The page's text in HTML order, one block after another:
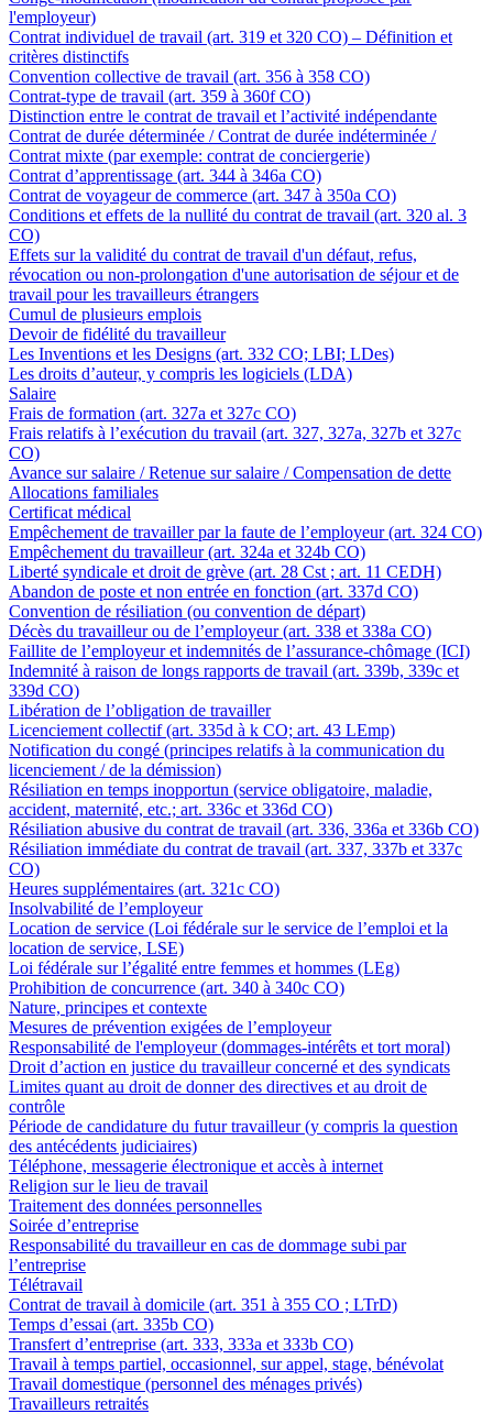
l'employeur)
Contrat individuel de travail (art. 319 et 320 CO) – Définition et
critères distinctifs
Convention collective de travail (art. 356 à 358 CO)
Contrat-type de travail (art. 359 à 360f CO)
Distinction entre le contrat de travail et l’activité indépendante
Contrat de durée déterminée / Contrat de durée indéterminée /
Contrat mixte (par exemple: contrat de conciergerie)
Contrat d’apprentissage (art. 344 à 346a CO)
Contrat de voyageur de commerce (art. 347 à 350a CO)
Conditions et effets de la nullité du contrat de travail (art. 320 al. 3
CO)
Effets sur la validité du contrat de travail d'un défaut, refus,
révocation ou non-prolongation d'une autorisation de séjour et de
travail pour les travailleurs étrangers
Cumul de plusieurs emplois
Devoir de fidélité du travailleur
Les Inventions et les Designs (art. 332 CO; LBI; LDes)
Les droits d’auteur, y compris les logiciels (LDA)
Salaire
Frais de formation (art. 327a et 327c CO)
Frais relatifs à l’exécution du travail (art. 327, 327a, 327b et 327c
CO)
Avance sur salaire / Retenue sur salaire / Compensation de dette
Allocations familiales
Certificat médical
Empêchement de travailler par la faute de l’employeur (art. 324 CO)
Empêchement du travailleur (art. 324a et 324b CO)
Liberté syndicale et droit de grève (art. 28 Cst ; art. 11 CEDH)
Abandon de poste et non entrée en fonction (art. 337d CO)
Convention de résiliation (ou convention de départ)
Décès du travailleur ou de l’employeur (art. 338 et 338a CO)
Faillite de l’employeur et indemnités de l’assurance-chômage (ICI)
Indemnité à raison de longs rapports de travail (art. 339b, 339c et
339d CO)
Libération de l’obligation de travailler
Licenciement collectif (art. 335d à k CO; art. 43 LEmp)
Notification du congé (principes relatifs à la communication du
licenciement / de la démission)
Résiliation en temps inopportun (service obligatoire, maladie,
accident, maternité, etc.; art. 336c et 336d CO)
Résiliation abusive du contrat de travail (art. 336, 336a et 336b CO)
Résiliation immédiate du contrat de travail (art. 337, 337b et 337c
CO)
Heures supplémentaires (art. 321c CO)
Insolvabilité de l’employeur
Location de service (Loi fédérale sur le service de l’emploi et la
location de service, LSE)
Loi fédérale sur l’égalité entre femmes et hommes (LEg)
Prohibition de concurrence (art. 340 à 340c CO)
Nature, principes et contexte
Mesures de prévention exigées de l’employeur
Responsabilité de l'employeur (dommages-intérêts et tort moral)
Droit d’action en justice du travailleur concerné et des syndicats
Limites quant au droit de donner des directives et au droit de
contrôle
Période de candidature du futur travailleur (y compris la question
des antécédents judiciaires)
Téléphone, messagerie électronique et accès à internet
Religion sur le lieu de travail
Traitement des données personnelles
Soirée d’entreprise
Responsabilité du travailleur en cas de dommage subi par
l’entreprise
Télétravail
Contrat de travail à domicile (art. 351 à 355 CO ; LTrD)
Temps d’essai (art. 335b CO)
Transfert d’entreprise (art. 333, 333a et 333b CO)
Travail à temps partiel, occasionnel, sur appel, stage, bénévolat
Travail domestique (personnel des ménages privés)
Travailleurs retraités